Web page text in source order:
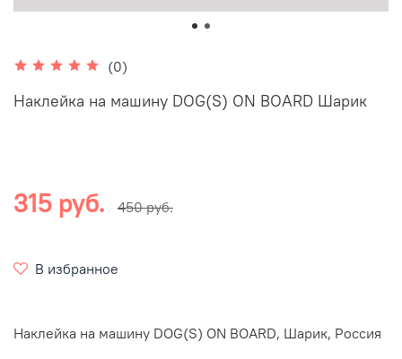
(0)
Наклейка на машину DOG(S) ON BOARD Шарик
315 руб. 450 руб.
В избранное
Наклейка на машину DOG(S) ON BOARD, Шарик, Россия